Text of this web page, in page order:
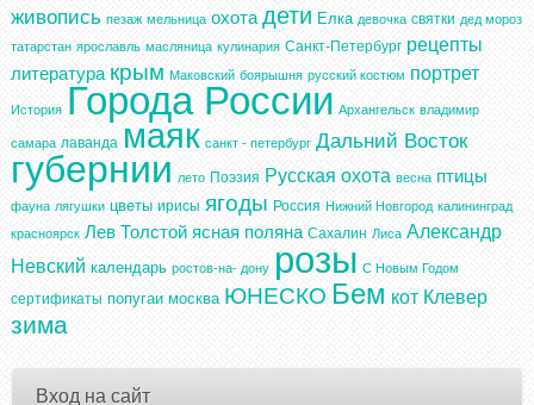
живопись пезаж мельница охота дети Елка девочка святки дед мороз
татарстан ярославль масляница кулинария Санкт-Петербург рецепты
литература крым Маковский боярышня русский костюм портрет
История Города России Архангельск владимир
самара лаванда маяк санкт - петербург Дальний Восток
губернии лето Поэзия Русская охота весна птицы
фауна лягушки цветы ирисы ягоды Россия Нижний Новгород калининград
красноярск Лев Толстой ясная поляна Сахалин Лиса Александр
Невский календарь ростов-на- дону розы С Новым Годом
сертификаты попугаи москва ЮНЕСКО Бем кот Клевер
зима
Вход на сайт